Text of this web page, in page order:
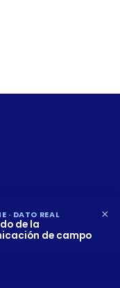
· DATO REAL
de la
de campo
×